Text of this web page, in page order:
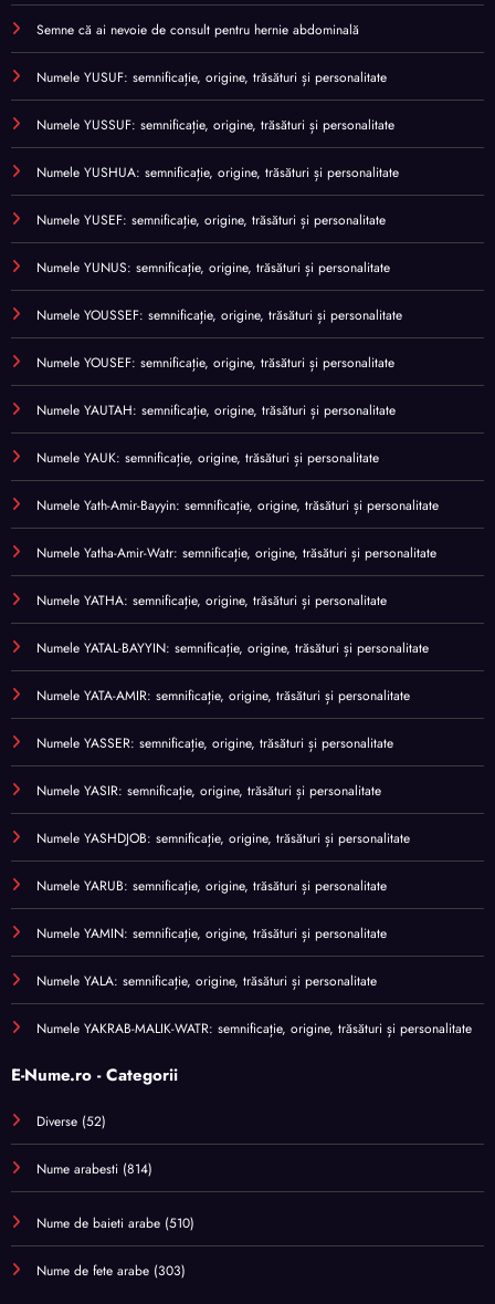
Semne că ai nevoie de consult pentru hernie abdominală
Numele YUSUF: semnificație, origine, trăsături și personalitate
Numele YUSSUF: semnificație, origine, trăsături și personalitate
Numele YUSHUA: semnificație, origine, trăsături și personalitate
Numele YUSEF: semnificație, origine, trăsături și personalitate
Numele YUNUS: semnificație, origine, trăsături și personalitate
Numele YOUSSEF: semnificație, origine, trăsături și personalitate
Numele YOUSEF: semnificație, origine, trăsături și personalitate
Numele YAUTAH: semnificație, origine, trăsături și personalitate
Numele YAUK: semnificație, origine, trăsături și personalitate
Numele Yath-Amir-Bayyin: semnificație, origine, trăsături și personalitate
Numele Yatha-Amir-Watr: semnificație, origine, trăsături și personalitate
Numele YATHA: semnificație, origine, trăsături și personalitate
Numele YATAL-BAYYIN: semnificație, origine, trăsături și personalitate
Numele YATA-AMIR: semnificație, origine, trăsături și personalitate
Numele YASSER: semnificație, origine, trăsături și personalitate
Numele YASIR: semnificație, origine, trăsături și personalitate
Numele YASHDJOB: semnificație, origine, trăsături și personalitate
Numele YARUB: semnificație, origine, trăsături și personalitate
Numele YAMIN: semnificație, origine, trăsături și personalitate
Numele YALA: semnificație, origine, trăsături și personalitate
Numele YAKRAB-MALIK-WATR: semnificație, origine, trăsături și personalitate
E-Nume.ro - Categorii
Diverse (52)
Nume arabesti (814)
Nume de baieti arabe (510)
Nume de fete arabe (303)